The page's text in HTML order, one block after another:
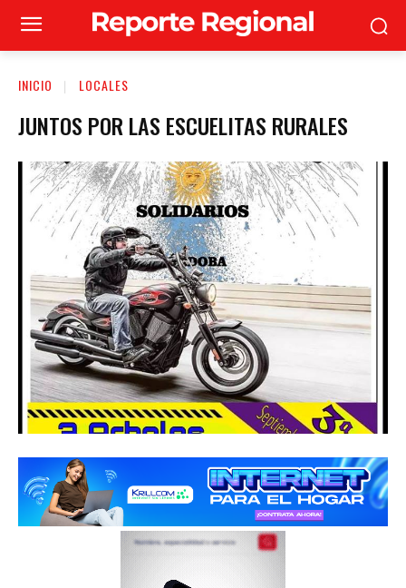
INICIO LOCALES
JUNTOS POR LAS ESCUELITAS RURALES